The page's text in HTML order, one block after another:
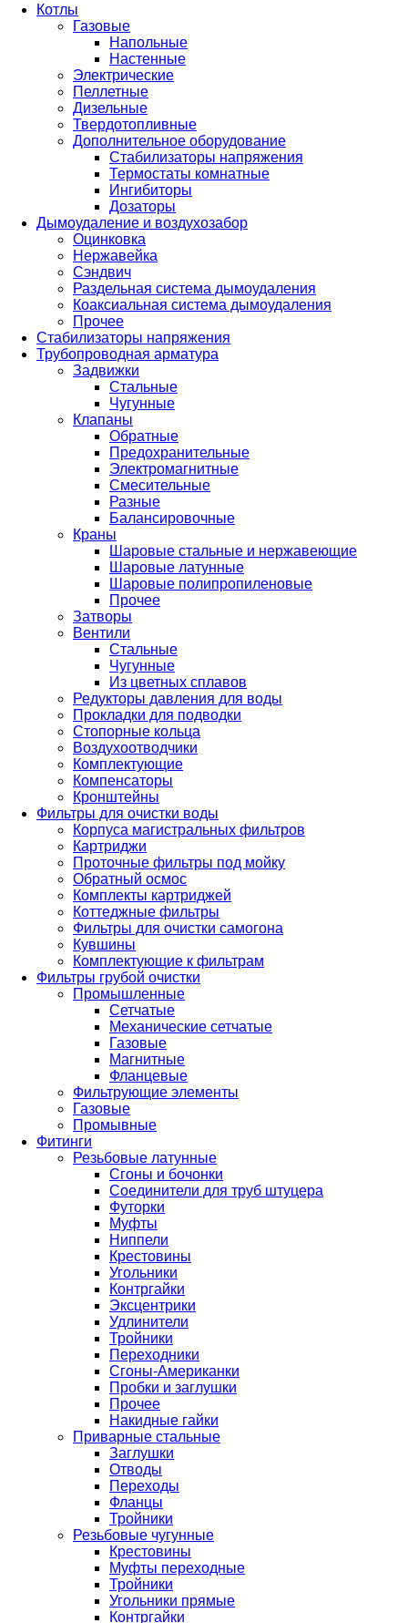
Котлы
Газовые
Напольные
Настенные
Электрические
Пеллетные
Дизельные
Твердотопливные
Дополнительное оборудование
Стабилизаторы напряжения
Термостаты комнатные
Ингибиторы
Дозаторы
Дымоудаление и воздухозабор
Оцинковка
Нержавейка
Сэндвич
Раздельная система дымоудаления
Коаксиальная система дымоудаления
Прочее
Стабилизаторы напряжения
Трубопроводная арматура
Задвижки
Стальные
Чугунные
Клапаны
Обратные
Предохранительные
Электромагнитные
Смесительные
Разные
Балансировочные
Краны
Шаровые стальные и нержавеющие
Шаровые латунные
Шаровые полипропиленовые
Прочее
Затворы
Вентили
Стальные
Чугунные
Из цветных сплавов
Редукторы давления для воды
Прокладки для подводки
Стопорные кольца
Воздухоотводчики
Комплектующие
Компенсаторы
Кронштейны
Фильтры для очистки воды
Корпуса магистральных фильтров
Картриджи
Проточные фильтры под мойку
Обратный осмос
Комплекты картриджей
Коттеджные фильтры
Фильтры для очистки самогона
Кувшины
Комплектующие к фильтрам
Фильтры грубой очистки
Промышленные
Сетчатые
Механические сетчатые
Газовые
Магнитные
Фланцевые
Фильтрующие элементы
Газовые
Промывные
Фитинги
Резьбовые латунные
Сгоны и бочонки
Соединители для труб штуцера
Футорки
Муфты
Ниппели
Крестовины
Угольники
Контргайки
Эксцентрики
Удлинители
Тройники
Переходники
Сгоны-Американки
Пробки и заглушки
Прочее
Накидные гайки
Приварные стальные
Заглушки
Отводы
Переходы
Фланцы
Тройники
Резьбовые чугунные
Крестовины
Муфты переходные
Тройники
Угольники прямые
Контргайки